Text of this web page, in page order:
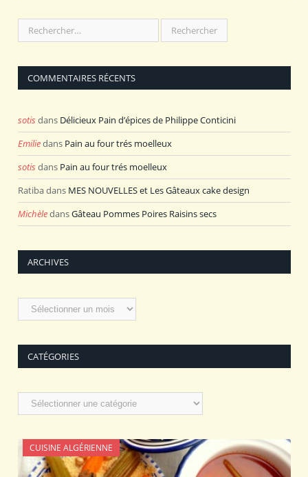
COMMENTAIRES RÉCENTS
sotis dans Délicieux Pain d’épices de Philippe Conticini
Emiliedans Pain au four trés moelleux
sotis dans Pain au four trés moelleux
Ratibadans MES NOUVELLES et Les Gâteaux cake design
MichèledansGâteau Pommes Poires Raisins secs
ARCHIVES
Archives
CATÉGORIES
Catégories
CUISINE ALGÉRIENNE